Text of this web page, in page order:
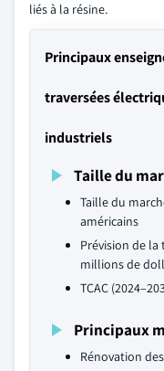
liés à la résine.
Principaux
traversées
industriels
Taille du
Taille du
américains
Prévision de la
millions de
TCAC
Principaux
Rénovation